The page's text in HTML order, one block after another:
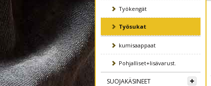
Työkengät
Työsukat
kumisaappaat
Pohjalliset+lisävarust.
SUOJAKÄSINEET